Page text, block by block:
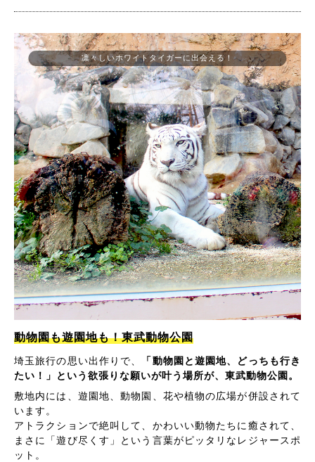
凛々しいホワイトタイガーに出会える！
動物園も遊園地も！東武動物公園
埼玉旅行の思い出作りで、
「動物園と遊園地、どっちも行き
たい！」という欲張りな願いが叶う場所が、東武動物公園。
敷地内には、遊園地、動物園、花や植物の広場が併設されて
います。
アトラクションで絶叫して、かわいい動物たちに癒されて、
まさに「遊び尽くす」という言葉がピッタリなレジャースポ
ット。